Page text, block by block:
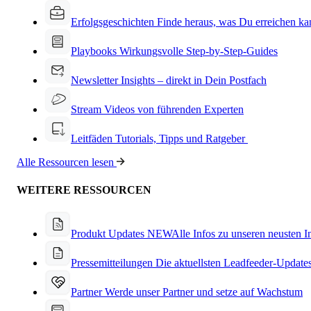
Erfolgsgeschichten Finde heraus, was Du erreichen
Playbooks Wirkungsvolle Step-by-Step-Guides
NewsletterInsights – direkt in Dein Postfach
Stream Videos von führenden Experten
Leitfäden Tutorials, Tipps und Ratgeber
Alle Ressourcen lesen
WEITERE RESSOURCEN
Produkt Updates NEWAlle Infos zu unseren neusten
Pressemitteilungen Die aktuellsten Leadfeeder-
PartnerWerde unser Partner und setze auf Wachstum